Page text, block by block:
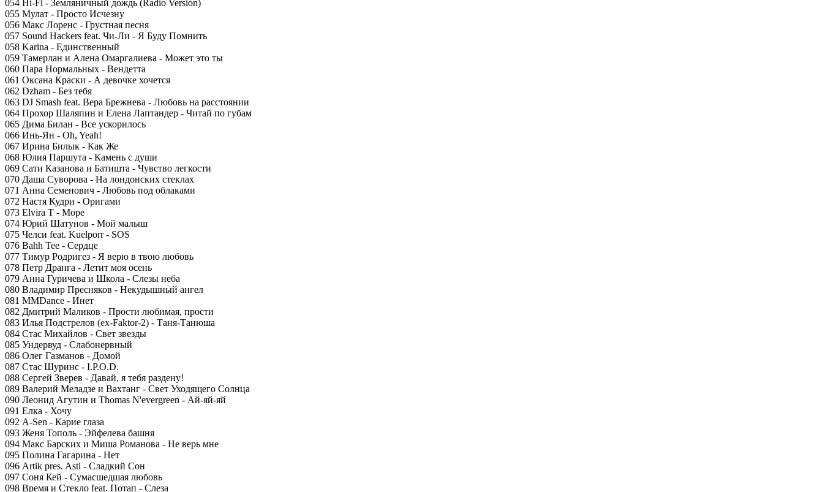
054 Hi-Fi - Земляничный дождь (Radio Version)
055 Мулат - Просто Исчезну
056 Макс Лоренс - Грустная песня
057 Sound Hackers feat. Чи-Ли - Я Буду Помнить
058 Karina - Единственный
059 Тамерлан и Алена Омаргалиева - Может это ты
060 Пара Нормальных - Вендетта
061 Оксана Краски - А девочке хочется
062 Dzham - Без тебя
063 DJ Smash feat. Вера Брежнева - Любовь на расстоянии
064 Прохор Шаляпин и Елена Лаптандер - Читай по губам
065 Дима Билан - Все ускорилось
066 Инь-Ян - Oh, Yeah!
067 Ирина Билык - Как Же
068 Юлия Паршута - Камень с души
069 Сати Казанова и Батишта - Чувство легкости
070 Даша Суворова - На лондонских стеклах
071 Анна Семенович - Любовь под облаками
072 Настя Кудри - Оригами
073 Elvira T - Море
074 Юрий Шатунов - Мой малыш
075 Челси feat. Kuelporr - SOS
076 Bahh Tee - Сердце
077 Тимур Родригез - Я верю в твою любовь
078 Петр Дранга - Летит моя осень
079 Анна Гуричева и Школа - Слезы неба
080 Владимир Пресняков - Некудышный ангел
081 MMDance - Инет
082 Дмитрий Маликов - Прости любимая, прости
083 Илья Подстрелов (ex-Faktor-2) - Таня-Танюша
084 Стас Михайлов - Свет звезды
085 Ундервуд - Слабонервный
086 Олег Газманов - Домой
087 Стас Шуринс - I.P.O.D.
088 Сергей Зверев - Давай, я тебя раздену!
089 Валерий Меладзе и Вахтанг - Свет Уходящего Солнца
090 Леонид Агутин и Thomas N'evergreen - Ай-яй-яй
091 Елка - Хочу
092 A-Sen - Карие глаза
093 Женя Тополь - Эйфелева башня
094 Макс Барских и Миша Романова - Не верь мне
095 Полина Гагарина - Нет
096 Artik pres. Asti - Сладкий Сон
097 Соня Кей - Сумасшедшая любовь
098 Время и Стекло feat. Потап - Слеза